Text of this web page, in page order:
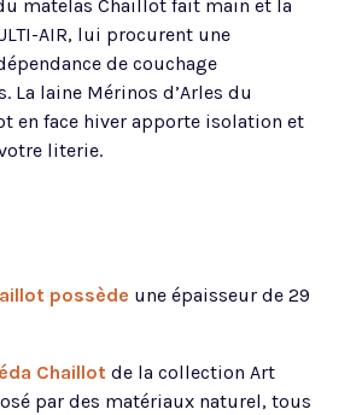
matelas Chaillot fait main et la
AIR, lui procurent une
de couchage
La laine Mérinos d’Arles du
en face hiver apporte isolation et
literie.
possède une épaisseur de 29
Chaillot de la collection Art
par des matériaux naturel, tous